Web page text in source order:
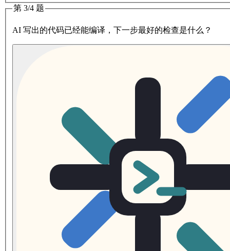
第 3/4 题
AI 写出的代码已经能编译，下一步最好的检查是什么？